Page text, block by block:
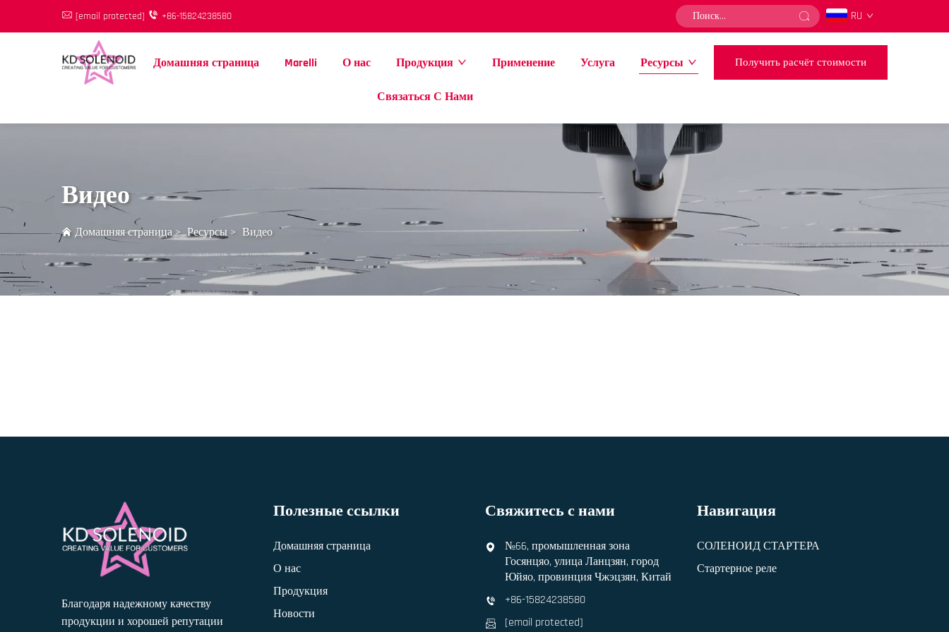
[email protected] +86-15824238580 RU
Домашняя страница Marelli О нас Продукция Применение Услуга Ресурсы
Связаться С Нами
Получить расчёт стоимости
Видео
Домашняя страница>Ресурсы > Видео
Благодаря надежному качеству
продукции и хорошей репутации
Полезные ссылки
Домашняя страница
О нас
Продукция
Новости
Свяжитесь с нами
№66, промышленная зона
Госянцяо, улица Ланцзян, город
Юйяо, провинция Чжэцзян, Китай
+86-15824238580
[email protected]
Навигация
СОЛЕНОИД СТАРТЕРА
Стартерное реле